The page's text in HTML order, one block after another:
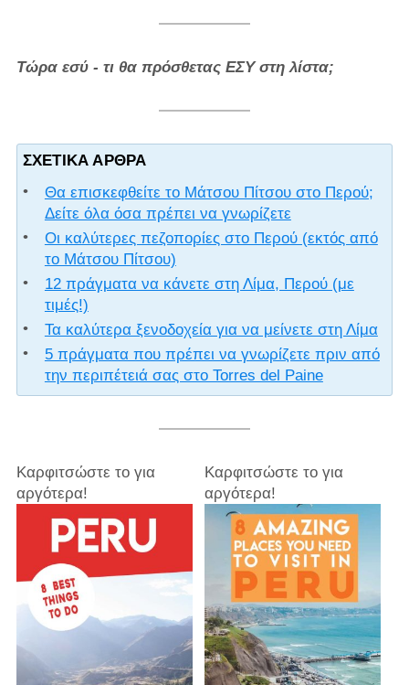
Τώρα εσύ - τι θα πρόσθετας ΕΣΥ στη λίστα;
ΣΧΕΤΙΚΆ ΆΡΘΡΑ
Θα επισκεφθείτε το Μάτσου Πίτσου στο Περού;
Δείτε όλα όσα πρέπει να γνωρίζετε
Οι καλύτερες πεζοπορίες στο Περού (εκτός από
το Μάτσου Πίτσου)
12 πράγματα να κάνετε στη Λίμα, Περού (με
τιμές!)
Τα καλύτερα ξενοδοχεία για να μείνετε στη Λίμα
5 πράγματα που πρέπει να γνωρίζετε πριν από
την περιπέτειά σας στο Torres del Paine
Καρφιτσώστε το για
αργότερα!
Καρφιτσώστε το για
αργότερα!